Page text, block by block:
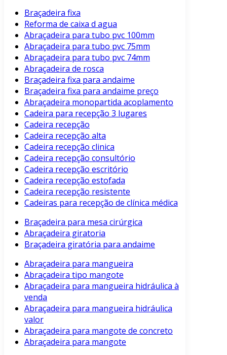
Braçadeira fixa
Reforma de caixa d agua
Abraçadeira para tubo pvc 100mm
Abraçadeira para tubo pvc 75mm
Abraçadeira para tubo pvc 74mm
Abraçadeira de rosca
Braçadeira fixa para andaime
Braçadeira fixa para andaime preço
Abraçadeira monopartida acoplamento
Cadeira para recepção 3 lugares
Cadeira recepção
Cadeira recepção alta
Cadeira recepção clinica
Cadeira recepção consultório
Cadeira recepção escritório
Cadeira recepção estofada
Cadeira recepção resistente
Cadeiras para recepção de clínica médica
Braçadeira para mesa cirúrgica
Abraçadeira giratoria
Braçadeira giratória para andaime
Abraçadeira para mangueira
Abraçadeira tipo mangote
Abraçadeira para mangueira hidráulica à
venda
Abraçadeira para mangueira hidráulica
valor
Abraçadeira para mangote de concreto
Abraçadeira para mangote